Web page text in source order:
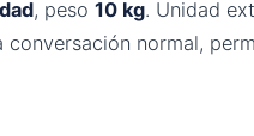
, peso 10 kg. Unidad
conversación normal,